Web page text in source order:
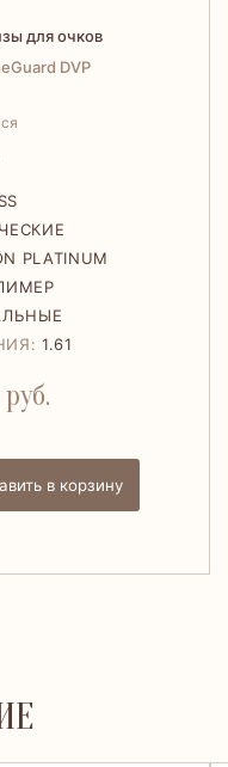
для очков
DVP
PLATINUM
1.61
руб.
в корзину